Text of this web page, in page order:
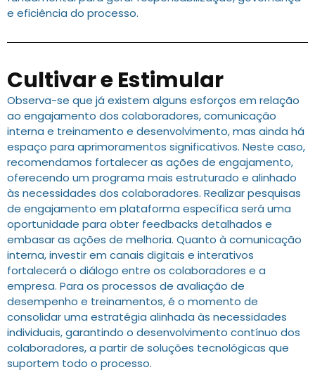
e eficiência do processo.
Cultivar e Estimular
Observa-se que já existem alguns esforços em relação
ao engajamento dos colaboradores, comunicação
interna e treinamento e desenvolvimento, mas ainda há
espaço para aprimoramentos significativos. Neste caso,
recomendamos fortalecer as ações de engajamento,
oferecendo um programa mais estruturado e alinhado
às necessidades dos colaboradores. Realizar pesquisas
de engajamento em plataforma específica será uma
oportunidade para obter feedbacks detalhados e
embasar as ações de melhoria. Quanto à comunicação
interna, investir em canais digitais e interativos
fortalecerá o diálogo entre os colaboradores e a
empresa. Para os processos de avaliação de
desempenho e treinamentos, é o momento de
consolidar uma estratégia alinhada às necessidades
individuais, garantindo o desenvolvimento contínuo dos
colaboradores, a partir de soluções tecnológicas que
suportem todo o processo.